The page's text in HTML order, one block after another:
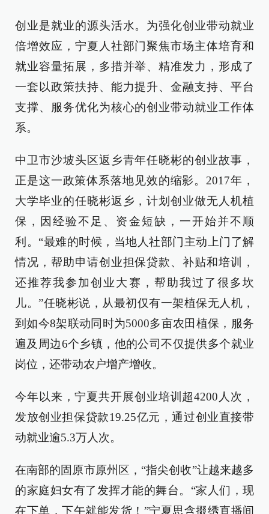
创业是就业的源头活水。为强化创业带动就业
倍增效应，宁夏人社部门聚焦市场主体培育和
就业容量拓展，多措并举、精准发力，形成了
一套以政策扶持、能力提升、金融支持、平台
支撑、服务优化为核心的创业带动就业工作体
系。
中卫市沙坡头区返乡青年任晓彬的创业故事，
正是这一政策体系落地见效的缩影。2017年，
大学毕业的任晓彬返乡，计划创业做无人机植
保，因经验不足、资金短缺，一开始并不顺
利。“最难的时候，当地人社部门主动上门了解
情况，帮助申请创业担保贷款、补贴和培训，
还推荐我参加创业大赛，帮助我过了很多坎
儿。”任晓彬说，从最初仅有一架植保无人机，
到如今8架联动同时为5000多亩农田植保，服务
遍及周边6个乡镇，他的公司不仅提供多个就业
岗位，还带动农户增产增收。
今年以来，宁夏共开展创业培训超4200人次，
发放创业担保贷款19.25亿元，通过创业直接带
动就业逾5.3万人次。
在南部的固原市原州区，“指尖创收”让越来越多
的家庭妇女有了发挥才能的舞台。“家人们，现
在下单，下午就能发货！”宁夏思含掇绣直播间